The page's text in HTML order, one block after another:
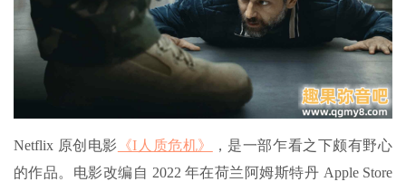
Netflix 原创电影 《I人质危机》
，是一部乍看之下颇有野心
的作品。电影改编自 2022 年在荷兰阿姆斯特丹 Apple Store